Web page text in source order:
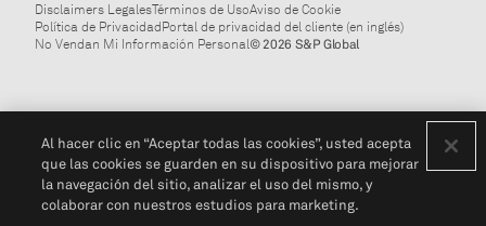
Disclaimers LegalesTérminos de UsoAviso de Cookie
Política de PrivacidadPortal de privacidad del cliente (en inglés)
No Vendan Mi Información Personal© 2026 S&P Global
Al hacer clic en “Aceptar todas las cookies”, usted acepta
que las cookies se guarden en su dispositivo para mejorar
la navegación del sitio, analizar el uso del mismo, y
colaborar con nuestros estudios para marketing.